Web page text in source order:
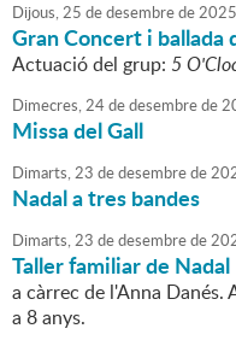
Dijous,25 dedesembrede2025
Gran Concert i ballada
Actuació del grup: 5
Dimecres,24dedesembrede
Missa del Gall
Dimarts,23 dedesembrede
Nadal a tres bandes
Dimarts,23 dedesembrede
Taller familiar de Nadal
a càrrec de l'Anna
a 8 anys.